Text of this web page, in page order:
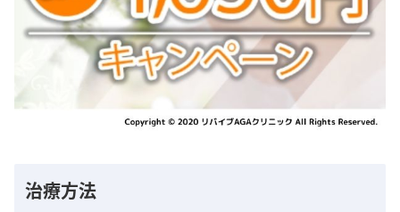
治療方法